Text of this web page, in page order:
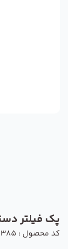
پک فیلتر
کد محصول : 385